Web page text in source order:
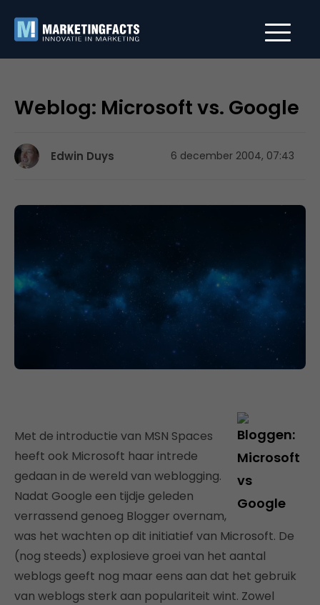
Weblog: Microsoft vs. Google
Edwin Duys 6 december 2004, 07:43
Met de introductie van MSN Spaces
heeft ook Microsoft haar intrede
gedaan in de wereld van weblogging.
Nadat Google een tijdje geleden
verrassend genoeg Blogger overnam,
was het wachten op dit initiatief van Microsoft. De
(nog steeds) explosieve groei van het aantal
weblogs geeft nog maar eens aan dat het gebruik
van weblogs sterk aan populariteit wint. Zowel